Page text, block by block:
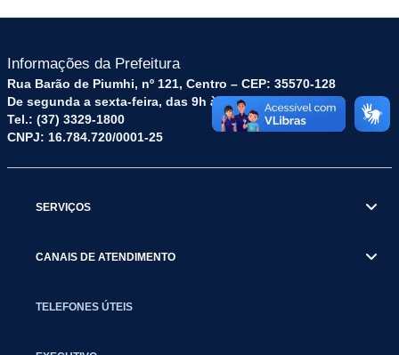
Informações da Prefeitura
Rua Barão de Piumhi, nº 121, Centro – CEP: 35570-128
De segunda a sexta-feira, das 9h às 16h
Tel.: (37) 3329-1800
CNPJ: 16.784.720/0001-25
SERVIÇOS
CANAIS DE ATENDIMENTO
TELEFONES ÚTEIS